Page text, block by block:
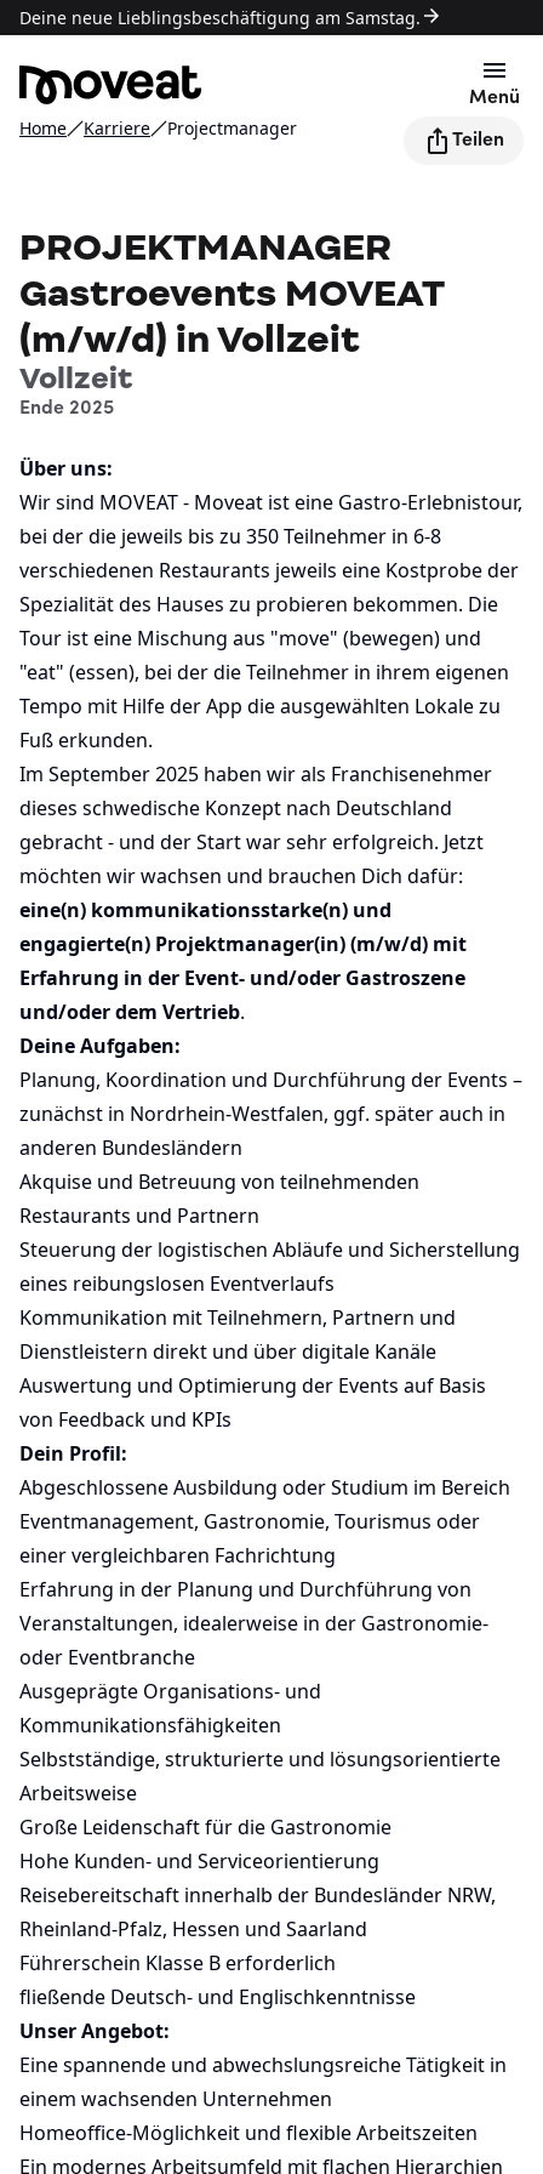
Deine neue Lieblingsbeschäftigung am Samstag.
Menü
Home Karriere Projectmanager
Teilen
PROJEKTMANAGER
Gastroevents MOVEAT
(m/w/d) in Vollzeit
Vollzeit
Ende 2025
Über uns:
Wir sind MOVEAT - Moveat ist eine Gastro-Erlebnistour,
bei der die jeweils bis zu 350 Teilnehmer in 6-8
verschiedenen Restaurants jeweils eine Kostprobe der
Spezialität des Hauses zu probieren bekommen. Die
Tour ist eine Mischung aus "move" (bewegen) und
"eat" (essen), bei der die Teilnehmer in ihrem eigenen
Tempo mit Hilfe der App die ausgewählten Lokale zu
Fuß erkunden.
Im September 2025 haben wir als Franchisenehmer
dieses schwedische Konzept nach Deutschland
gebracht - und der Start war sehr erfolgreich. Jetzt
möchten wir wachsen und brauchen Dich dafür:
eine(n) kommunikationsstarke(n) und
engagierte(n) Projektmanager(in) (m/w/d) mit
Erfahrung in der Event- und/oder Gastroszene
und/oder dem Vertrieb.
Deine Aufgaben:
Planung, Koordination und Durchführung der Events –
zunächst in Nordrhein-Westfalen, ggf. später auch in
anderen Bundesländern
Akquise und Betreuung von teilnehmenden
Restaurants und Partnern
Steuerung der logistischen Abläufe und Sicherstellung
eines reibungslosen Eventverlaufs
Kommunikation mit Teilnehmern, Partnern und
Dienstleistern direkt und über digitale Kanäle
Auswertung und Optimierung der Events auf Basis
von Feedback und KPIs
Dein Profil:
Abgeschlossene Ausbildung oder Studium im Bereich
Eventmanagement, Gastronomie, Tourismus oder
einer vergleichbaren Fachrichtung
Erfahrung in der Planung und Durchführung von
Veranstaltungen, idealerweise in der Gastronomie-
oder Eventbranche
Ausgeprägte Organisations- und
Kommunikationsfähigkeiten
Selbstständige, strukturierte und lösungsorientierte
Arbeitsweise
Große Leidenschaft für die Gastronomie
Hohe Kunden- und Serviceorientierung
Reisebereitschaft innerhalb der Bundesländer NRW,
Rheinland-Pfalz, Hessen und Saarland
Führerschein Klasse B erforderlich
fließende Deutsch- und Englischkenntnisse
Unser Angebot:
Eine spannende und abwechslungsreiche Tätigkeit in
einem wachsenden Unternehmen
Homeoffice-Möglichkeit und flexible Arbeitszeiten
Ein modernes Arbeitsumfeld mit flachen Hierarchien